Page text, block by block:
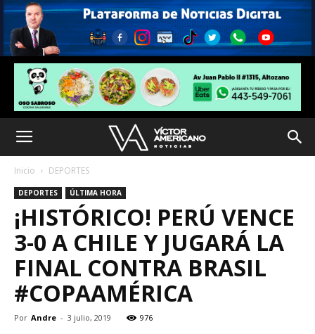
Inicio DEPORTES
DEPORTES ÚLTIMA HORA
¡HISTÓRICO! PERÚ VENCE
3-0 A CHILE Y JUGARÁ LA
FINAL CONTRA BRASIL
#COPAAMÉRICA
Por Andre - 3 julio, 2019 976